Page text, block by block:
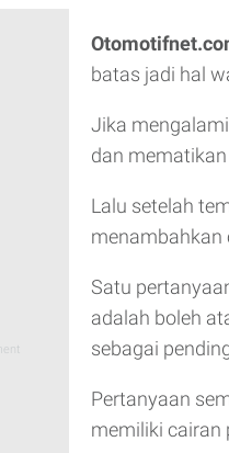
batas jadi hal
Jika
dan
Lalu setelah
menambahkan
Satu
adalah boleh
sebagai
Pertanyaan
memiliki cairan